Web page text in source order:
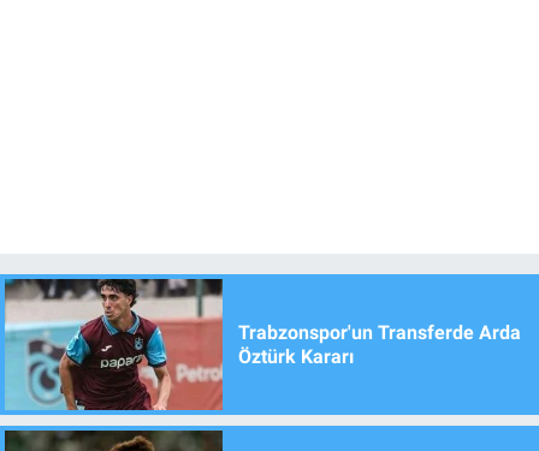
Trabzonspor'un Transferde Arda
Öztürk Kararı